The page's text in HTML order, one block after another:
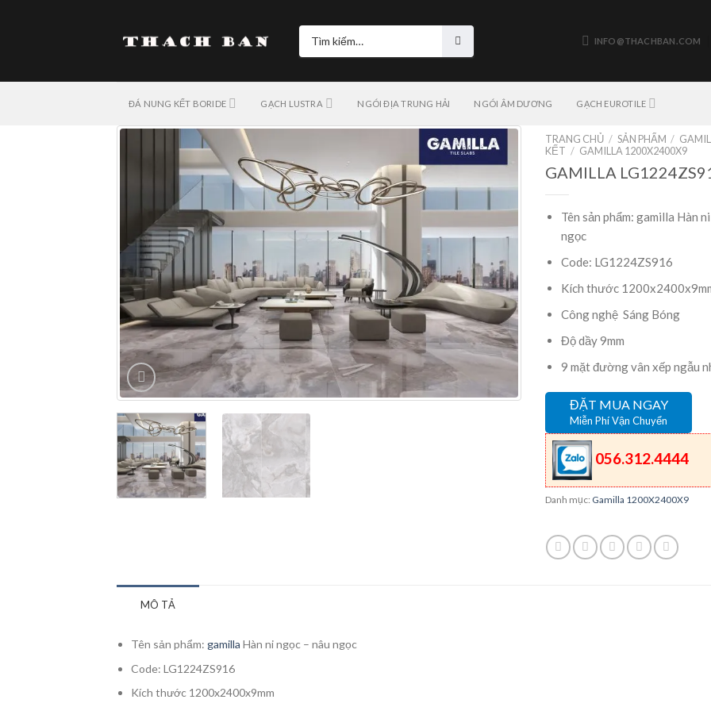
Tìm
kiếm:
INFO@THACHBAN.COM
ĐÁ NUNG KẾT BORIDE GẠCH LUSTRA NGÓI ĐỊA TRUNG HẢI NGÓI ÂM DƯƠNG GẠCH EUROTILE
TRANG CHỦ / SẢN PHẨM /
KẾT / GAMILLA 1200X2400X9
GAMILLA
Tên sản phẩm: gamilla Hàn
ngọc
Code: LG1224ZS916
Kích thước
Công nghệ Sáng Bóng
Độ dầy 9mm
9 mặt đường vân xếp ngẫu
ĐẶT MUA NGAY
Miễn Phí Vận Chuyển
056.312.4444
Danh mục: Gamilla 1200X2400X9
MÔ TẢ
Tên sản phẩm: gamilla Hàn ni ngọc – nâu ngọc
Code: LG1224ZS916
Kích thước 1200x2400x9mm